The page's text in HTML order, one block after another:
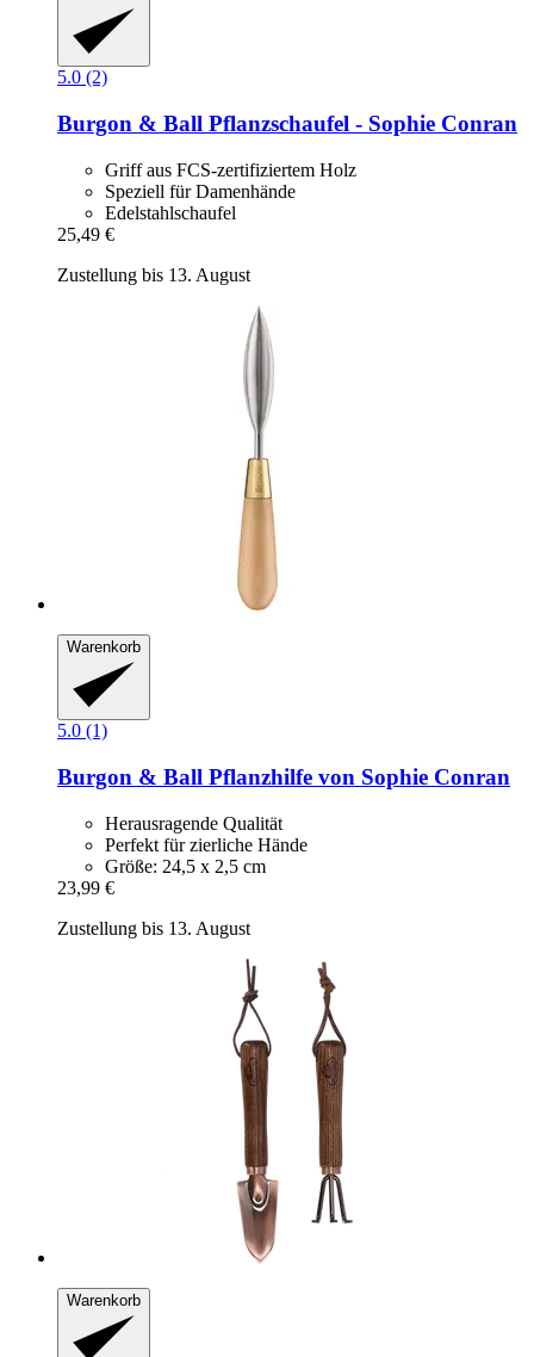
5.0 (2)
Burgon & Ball Pflanzschaufel -​ Sophie Conran
Griff aus FCS-zertifiziertem Holz
Speziell für Damenhände
Edelstahlschaufel
25,49 €
Zustellung bis 13. August
Warenkorb
5.0 (1)
Burgon & Ball Pflanzhilfe von Sophie Conran
Herausragende Qualität
Perfekt für zierliche Hände
Größe: 24,5 x 2,5 cm
23,99 €
Zustellung bis 13. August
Warenkorb